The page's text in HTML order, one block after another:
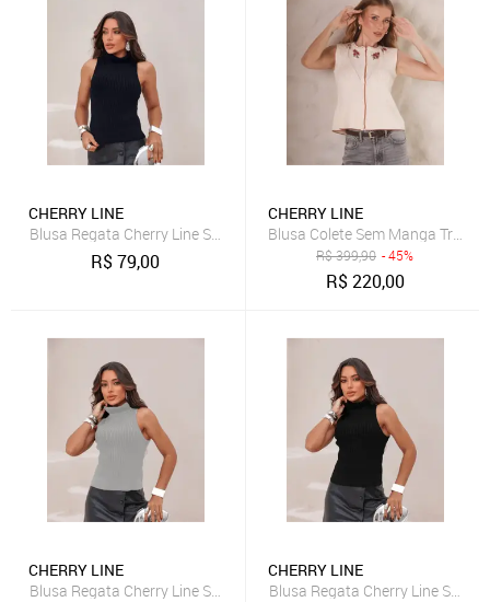
CHERRY LINE
Blusa Regata Cherry Line Sem Mangas Gola Alta Tricot Trança Azul
R$79,00
CHERRY LINE
Blusa Colete Sem Manga Tricot
R$399,90 - 45%
R$220,00
CHERRY LINE
Blusa Regata Cherry Line Sem Mangas Gola Alta Tricot Trança Cinza
CHERRY LINE
Blusa Regata Cherry Line Sem